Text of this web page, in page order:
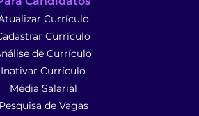
Currículo
Currículo
de Currículo
Inativar Currículo
Média Salarial
Pesquisa de Vagas